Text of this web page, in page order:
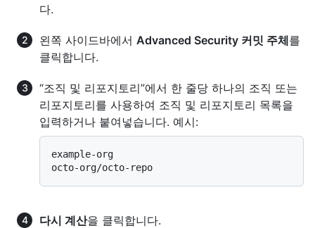
다.
왼쪽 사이드바에서 Advanced Security 커밋 주체를
클릭합니다.
“조직 및 리포지토리”에서 한 줄당 하나의 조직 또는
리포지토리를 사용하여 조직 및 리포지토리 목록을
입력하거나 붙여넣습니다. 예시:
example-org
다시 계산을 클릭합니다.